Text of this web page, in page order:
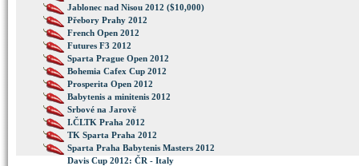
Jablonec nad Nisou 2012 ($10,000)
Přebory Prahy 2012
French Open 2012
Futures F3 2012
Sparta Prague Open 2012
Bohemia Cafex Cup 2012
Prosperita Open 2012
Babytenis a minitenis 2012
Srbové na Jarově
I.ČLTK Praha 2012
TK Sparta Praha 2012
Sparta Praha Babytenis Masters 2012
Davis Cup 2012: ČR - Italy